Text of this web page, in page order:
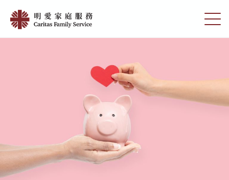
main
切
換
捐
持
|
明
愛
家
庭
服
務